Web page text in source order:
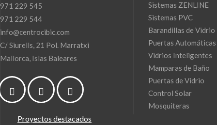
971 229 545
971 229 544
info@centrocibic.com
C/ Siurells, 21 Pol. Marratxi
Mallorca, Islas Baleares
Sistemas ZENLINE
Sistemas PVC
Barandillas de Vidrio
Puertas Automáticas
Vidrios Inteligentes
Mamparas de Baño
Puertas de Vidrio
Control Solar
Mosquiteras
Proyectos destacados